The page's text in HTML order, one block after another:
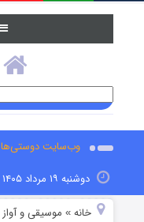
وب‌سایت دوستی‌ها
دوشنبه ۱۹ مرداد ۱۴۰۵
خانه » موسیقی و آواز